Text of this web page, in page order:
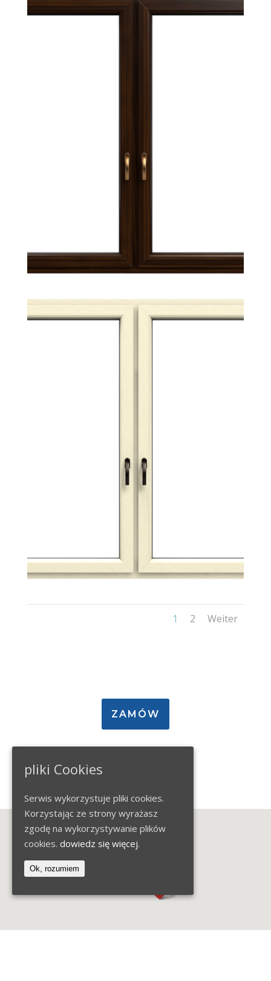
1 2 Weiter
ZAMÓW
pliki Cookies
Serwis wykorzystuje pliki cookies.
Korzystając ze strony wyrażasz
zgodę na wykorzystywanie plików
cookies. dowiedz się więcej.
Ok, rozumiem